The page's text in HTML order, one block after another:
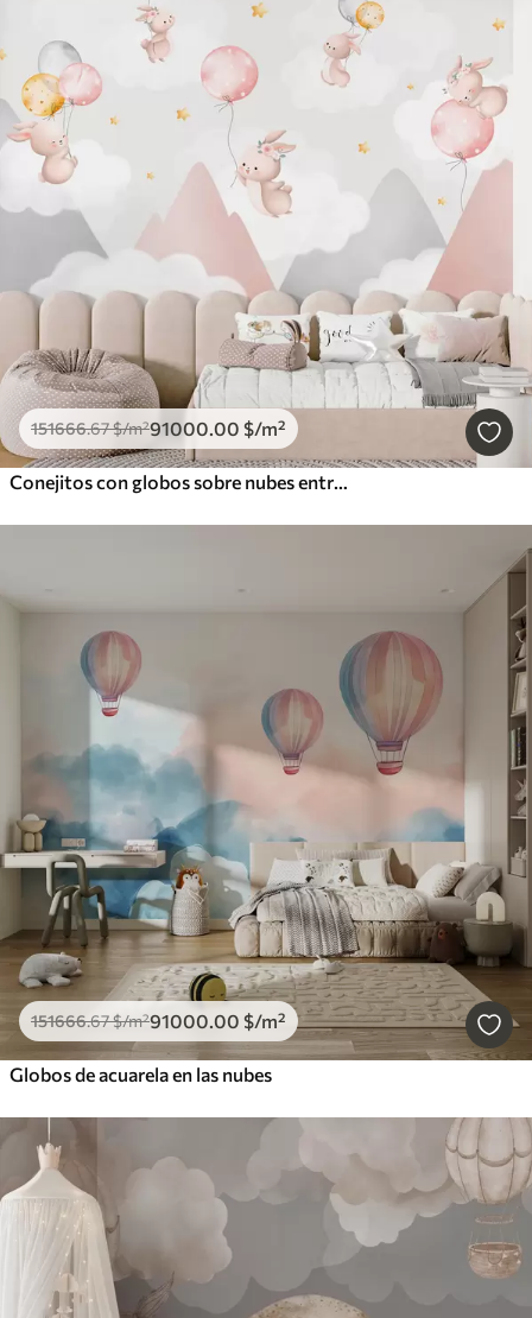
151666.67$/m²91000.00 $/m²
Conejitos con globos sobre nubes entre picos montañosos
151666.67$/m²91000.00 $/m²
Globos de acuarela en las nubes